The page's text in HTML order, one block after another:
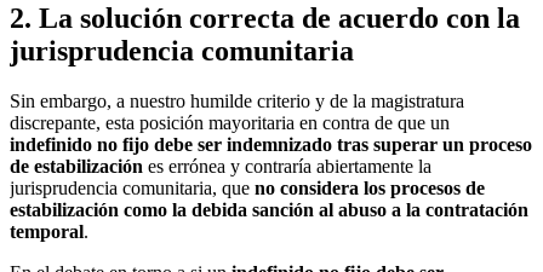
2. La solución correcta de acuerdo con la
jurisprudencia comunitaria
Sin embargo, a nuestro humilde criterio y de la magistratura
discrepante, esta posición mayoritaria en contra de que un
indefinido no fijo debe ser indemnizado tras superar un proceso
de estabilización es errónea y contraría abiertamente la
jurisprudencia comunitaria, que no considera los procesos de
estabilización como la debida sanción al abuso a la contratación
temporal.